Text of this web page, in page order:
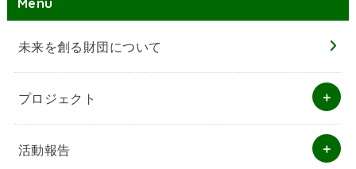
Menu
未来を創る財団について
プロジェクト
活動報告